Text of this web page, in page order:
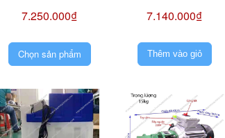
7.250.000₫
Chọn sản phẩm
7.140.000₫
Thêm vào giỏ